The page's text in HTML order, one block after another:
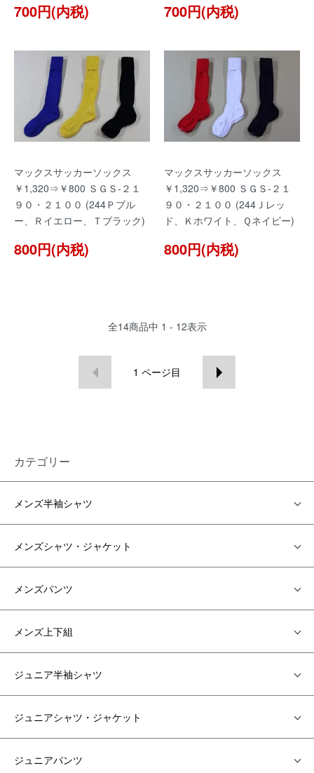
700円(内税) 700円(内税)
マックスサッカーソックス
￥1,320⇒￥800 ＳＧＳ-２１
９０・２１００ (244Ｐブル
ー、Ｒイエロー、Ｔブラック)
800円(内税)
マックスサッカーソックス
￥1,320⇒￥800 ＳＧＳ-２１
９０・２１００ (244Ｊレッ
ド、Ｋホワイト、Ｑネイビー)
800円(内税)
全14商品中 1 - 12表示
1 ページ目
カテゴリー
メンズ半袖シャツ
メンズシャツ・ジャケット
メンズパンツ
メンズ上下組
ジュニア半袖シャツ
ジュニアシャツ・ジャケット
ジュニアパンツ